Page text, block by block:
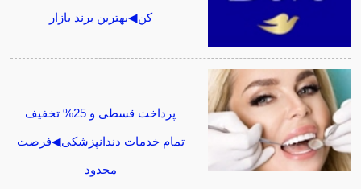
کن◀بهترین برند بازار
پرداخت قسطی و 25% تخفیف
تمام خدمات دندانپزشکی◀فرصت
محدود